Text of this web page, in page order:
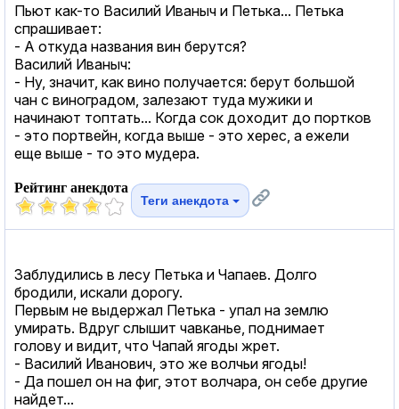
Пьют как-то Василий Иваныч и Петька... Петька
спрашивает:
- А откуда названия вин берутся?
Василий Иваныч:
- Ну, значит, как вино получается: берут большой
чан с виноградом, залезают туда мужики и
начинают топтать... Когда сок доходит до портков
- это портвейн, когда выше - это херес, а ежели
еще выше - то это мудера.
Рейтинг анекдота
Теги анекдота
Заблудились в лесу Петька и Чапаев. Долго
бродили, искали дорогу.
Первым не выдержал Петька - упал на землю
умирать. Вдруг слышит чавканье, поднимает
голову и видит, что Чапай ягоды жрет.
- Василий Иванович, это же волчьи ягоды!
- Да пошел он на фиг, этот волчара, он себе другие
найдет...